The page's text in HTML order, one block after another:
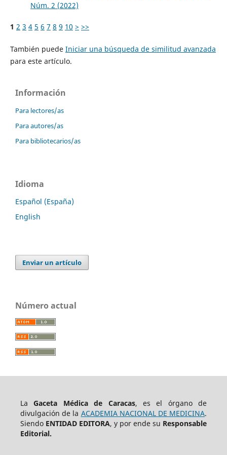
Núm. 2 (2022)
1 2 3 4 5 6 7 8 9 10 > >>
También puede Iniciar una búsqueda de similitud avanzada
para este artículo.
Información
Para lectores/as
Para autores/as
Para bibliotecarios/as
Idioma
Español (España)
English
Enviar un artículo
Número actual
LaGaceta Médica de Caracas, es el órgano de
divulgación de la ACADEMIA NACIONAL DE MEDICINA.
Siendo ENTIDAD EDITORA, y por ende su Responsable
Editorial.